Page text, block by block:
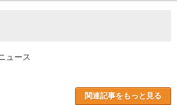
ュース
関連記事をもっと見る